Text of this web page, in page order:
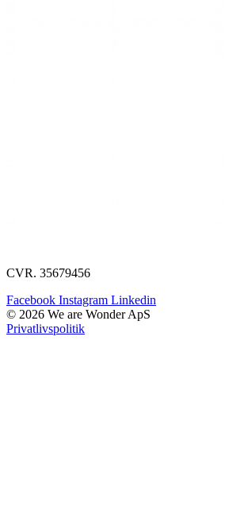
CVR. 35679456
Facebook Instagram Linkedin
© 2026 We are Wonder ApS
Privatlivspolitik